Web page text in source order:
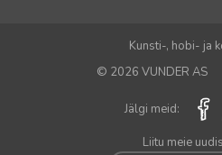
Kunsti-, hobi- ja
© 2026 VUNDER AS
Jälgi meid:
Liitu meie